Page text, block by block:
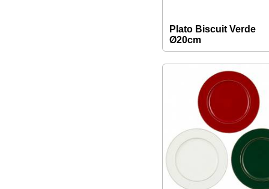
Plato Biscuit Verde
Ø20cm